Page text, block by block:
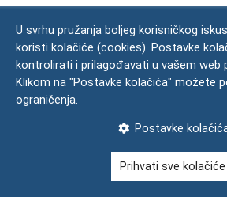
PRIJEDLOG JEDINSTVENIH
NOMOTEHNIČKIH PRAVILA ZA
KOJE DONOSI HRVATSKI SABOR
Odbor za zakonodavstvo
U svrhu pružanja boljeg korisničkog
koristi kolačiće (cookies). Postavke
kontrolirati i prilagođavati u vašem web
Klikom na "Postavke kolačića" možete
ograničenja.
Postavke
Prihvati sve kolačiće